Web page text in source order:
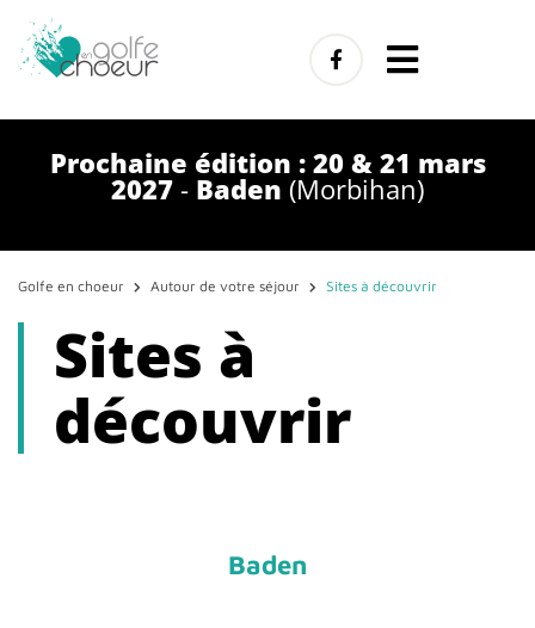
Prochaine édition : 20 & 21 mars
2027 - Baden (Morbihan)
Golfe en choeur Autour de votre séjour Sites à découvrir
Sites à
découvrir
Baden